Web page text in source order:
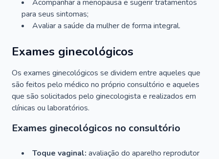
Acompanhar a menopausa e sugerir tratamentos
para seus sintomas;
Avaliar a saúde da mulher de forma integral.
Exames ginecológicos
Os exames ginecológicos se dividem entre aqueles que
são feitos pelo médico no próprio consultório e aqueles
que são solicitados pelo ginecologista e realizados em
clínicas ou laboratórios.
Exames ginecológicos no consultório
Toque vaginal: avaliação do aparelho reprodutor